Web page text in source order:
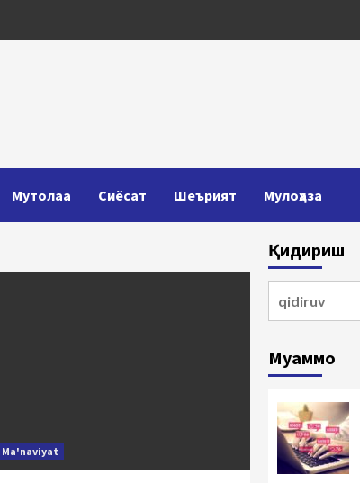
Мутолаа Сиёсат Шеърият Мулоҳаза
Ma'naviyat
Қидириш
Муаммо